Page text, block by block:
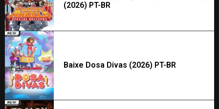
(2026) PT-BR
Baixe Dosa Divas (2026) PT-BR